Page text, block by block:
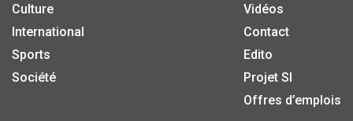
Culture
International
Sports
Société
Vidéos
Contact
Edito
Projet SI
Offres d’emplois